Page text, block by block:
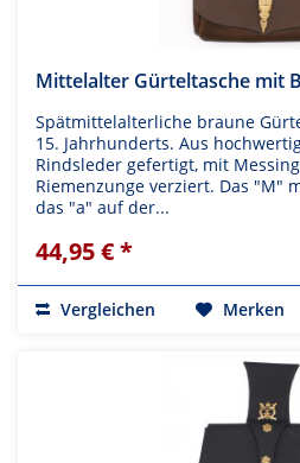
Mittelalter Gürteltasche mit
Spätmittelalterliche braune
15. Jahrhunderts. Aus
Rindsleder gefertigt, mit
Riemenzunge verziert. Das "M"
das "a" auf der...
44,95 € *
Vergleichen Merken